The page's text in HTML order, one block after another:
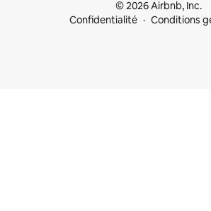
© 2026 Airbnb, Inc.
Confidentialité
Conditions